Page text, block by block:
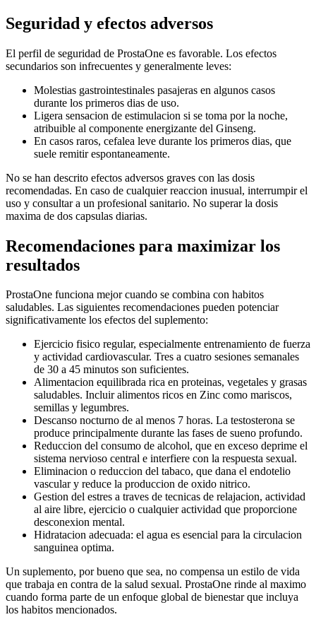
Seguridad y efectos adversos
El perfil de seguridad de ProstaOne es favorable. Los efectos
secundarios son infrecuentes y generalmente leves:
Molestias gastrointestinales pasajeras en algunos casos
durante los primeros dias de uso.
Ligera sensacion de estimulacion si se toma por la noche,
atribuible al componente energizante del Ginseng.
En casos raros, cefalea leve durante los primeros dias, que
suele remitir espontaneamente.
No se han descrito efectos adversos graves con las dosis
recomendadas. En caso de cualquier reaccion inusual, interrumpir el
uso y consultar a un profesional sanitario. No superar la dosis
maxima de dos capsulas diarias.
Recomendaciones para maximizar los
resultados
ProstaOne funciona mejor cuando se combina con habitos
saludables. Las siguientes recomendaciones pueden potenciar
significativamente los efectos del suplemento:
Ejercicio fisico regular, especialmente entrenamiento de fuerza
y actividad cardiovascular. Tres a cuatro sesiones semanales
de 30 a 45 minutos son suficientes.
Alimentacion equilibrada rica en proteinas, vegetales y grasas
saludables. Incluir alimentos ricos en Zinc como mariscos,
semillas y legumbres.
Descanso nocturno de al menos 7 horas. La testosterona se
produce principalmente durante las fases de sueno profundo.
Reduccion del consumo de alcohol, que en exceso deprime el
sistema nervioso central e interfiere con la respuesta sexual.
Eliminacion o reduccion del tabaco, que dana el endotelio
vascular y reduce la produccion de oxido nitrico.
Gestion del estres a traves de tecnicas de relajacion, actividad
al aire libre, ejercicio o cualquier actividad que proporcione
desconexion mental.
Hidratacion adecuada: el agua es esencial para la circulacion
sanguinea optima.
Un suplemento, por bueno que sea, no compensa un estilo de vida
que trabaja en contra de la salud sexual. ProstaOne rinde al maximo
cuando forma parte de un enfoque global de bienestar que incluya
los habitos mencionados.